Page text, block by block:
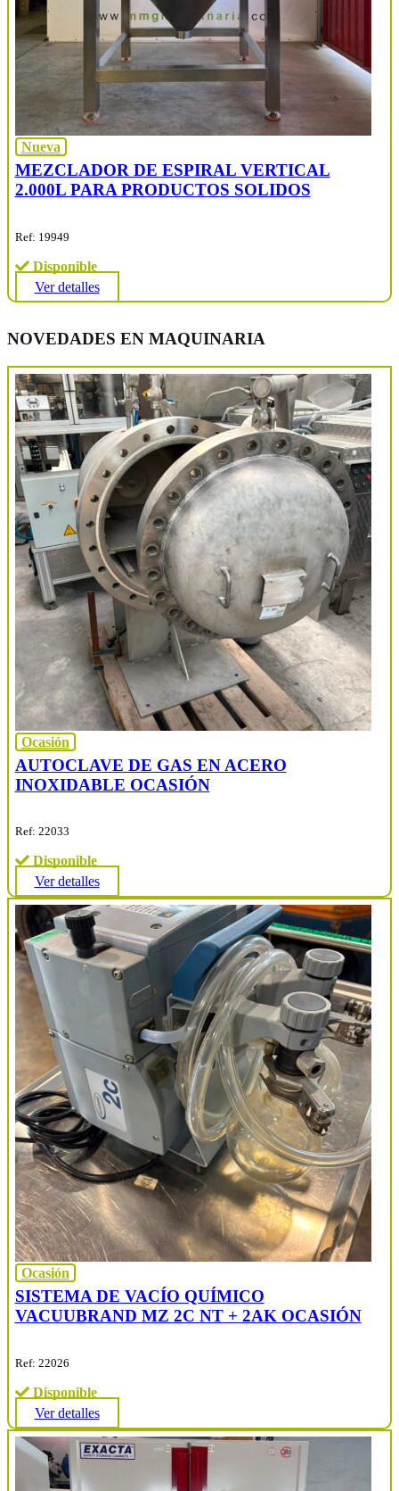
Nueva
MEZCLADOR DE ESPIRAL VERTICAL
2.000L PARA PRODUCTOS SOLIDOS
Ref: 19949
Disponible
Ver detalles
NOVEDADES EN MAQUINARIA
Ocasión
AUTOCLAVE DE GAS EN ACERO
INOXIDABLE OCASIÓN
Ref: 22033
Disponible
Ver detalles
Ocasión
SISTEMA DE VACÍO QUÍMICO
VACUUBRAND MZ 2C NT + 2AK OCASIÓN
Ref: 22026
Disponible
Ver detalles